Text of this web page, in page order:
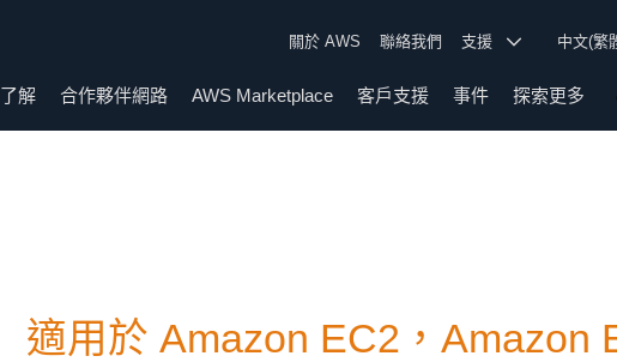
關於 AWS 聯絡我們 支援 中文(
了解 合作夥伴網路 AWS Marketplace 客戶支援 事件 探索更多
適用於 Amazon EC2，Amazon